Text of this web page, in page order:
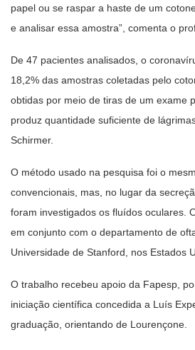
papel ou se raspar a haste de um
e analisar essa amostra”, comenta o
De 47 pacientes analisados, o
18,2% das amostras coletadas pelo
obtidas por meio de tiras de um exame
produz quantidade suficiente de
Schirmer.
O método usado na pesquisa foi o
convencionais, mas, no lugar da
foram investigados os fluídos oculares.
em conjunto com o departamento de
Universidade de Stanford, nos Estados
O trabalho recebeu apoio da Fapesp,
iniciação científica concedida a Luís
graduação, orientando de Lourençone.